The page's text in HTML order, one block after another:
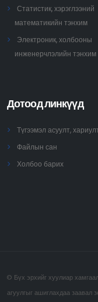
Статистик, хэрэглээний
математикийн тэнхим
Электроник, холбооны
инженерчлэлийн тэнхим
Дотоод линкүүд
Түгээмэл асуулт,
Файлын сан
Холбоо барих
© Бүх эрхийг хуулиар
агуулгыг ашиглахдаа заавал